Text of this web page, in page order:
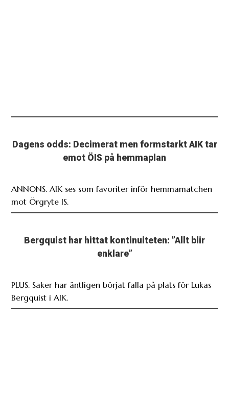
Dagens odds: Decimerat men formstarkt AIK tar
emot ÖIS på hemmaplan
ANNONS. AIK ses som favoriter inför hemmamatchen
mot Örgryte IS.
Bergquist har hittat kontinuiteten: ”Allt blir
enklare”
PLUS. Saker har äntligen börjat falla på plats för Lukas
Bergquist i AIK.